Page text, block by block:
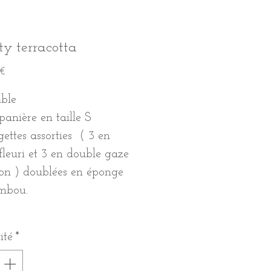
terracotta
en taille S
assorties ( 3 en
et 3 en double gaze
) doublées en éponge
*